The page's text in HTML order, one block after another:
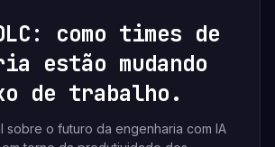
como times de
estão mudando
de trabalho.
sobre o futuro da engenharia com IA